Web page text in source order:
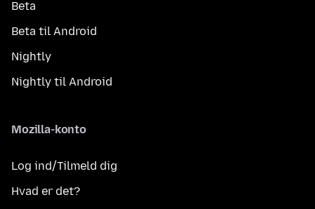
Beta
Beta til Android
Nightly
Nightly til Android
Mozilla-konto
Log ind/Tilmeld dig
Hvad er det?